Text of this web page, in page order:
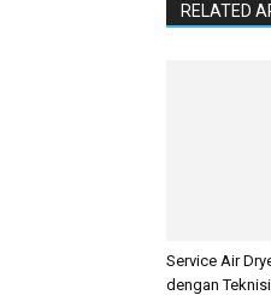
RELATED
Service Air
dengan